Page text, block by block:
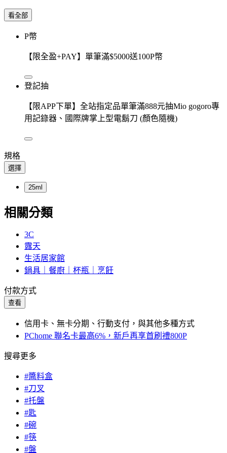
看全部
P幣
【限全盈+PAY】單筆滿$5000送100P幣
登記抽
【限APP下單】全站指定品單筆滿888元抽Mio gogoro專
用記錄器、國際牌掌上型電鬍刀 (顏色隨機)
規格
選擇
25ml
相關分類
3C
露天
生活居家館
鍋具｜餐廚｜杯瓶｜烹飪
付款方式
查看
信用卡、無卡分期、行動支付，與其他多種方式
PChome 聯名卡最高6%，新戶再享首刷禮800P
搜尋更多
#醬料盒
#刀叉
#托盤
#匙
#碗
#筷
#盤